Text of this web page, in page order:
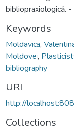
bibliopraxiologică.
Keywords
Moldavica,
Moldovei,
bibliography
URI
http://
Collections